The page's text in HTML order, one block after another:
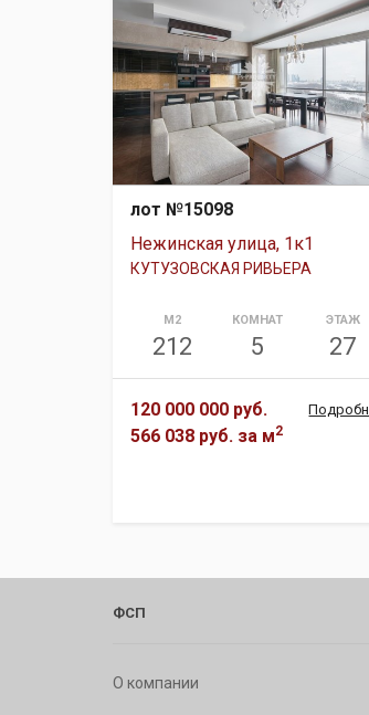
лот №15098
Нежинская улица, 1к1
КУТУЗОВСКАЯ РИВЬЕРА
М2
212
КОМНАТ
5
ЭТАЖ
27
120 000 000 руб.
566 038 руб. за м2
ФСП
О компании